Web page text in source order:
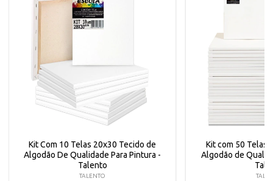
Kit Com 10 Telas 20x30 Tecido de
Algodão De Qualidade Para Pintura -
Talento
TALENTO
Kit com 50 Telas
Algodão de